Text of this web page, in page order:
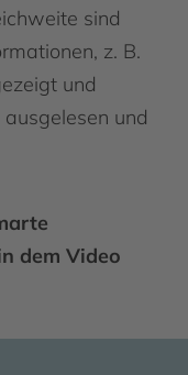
sind
z. B.
und
und
dem Video